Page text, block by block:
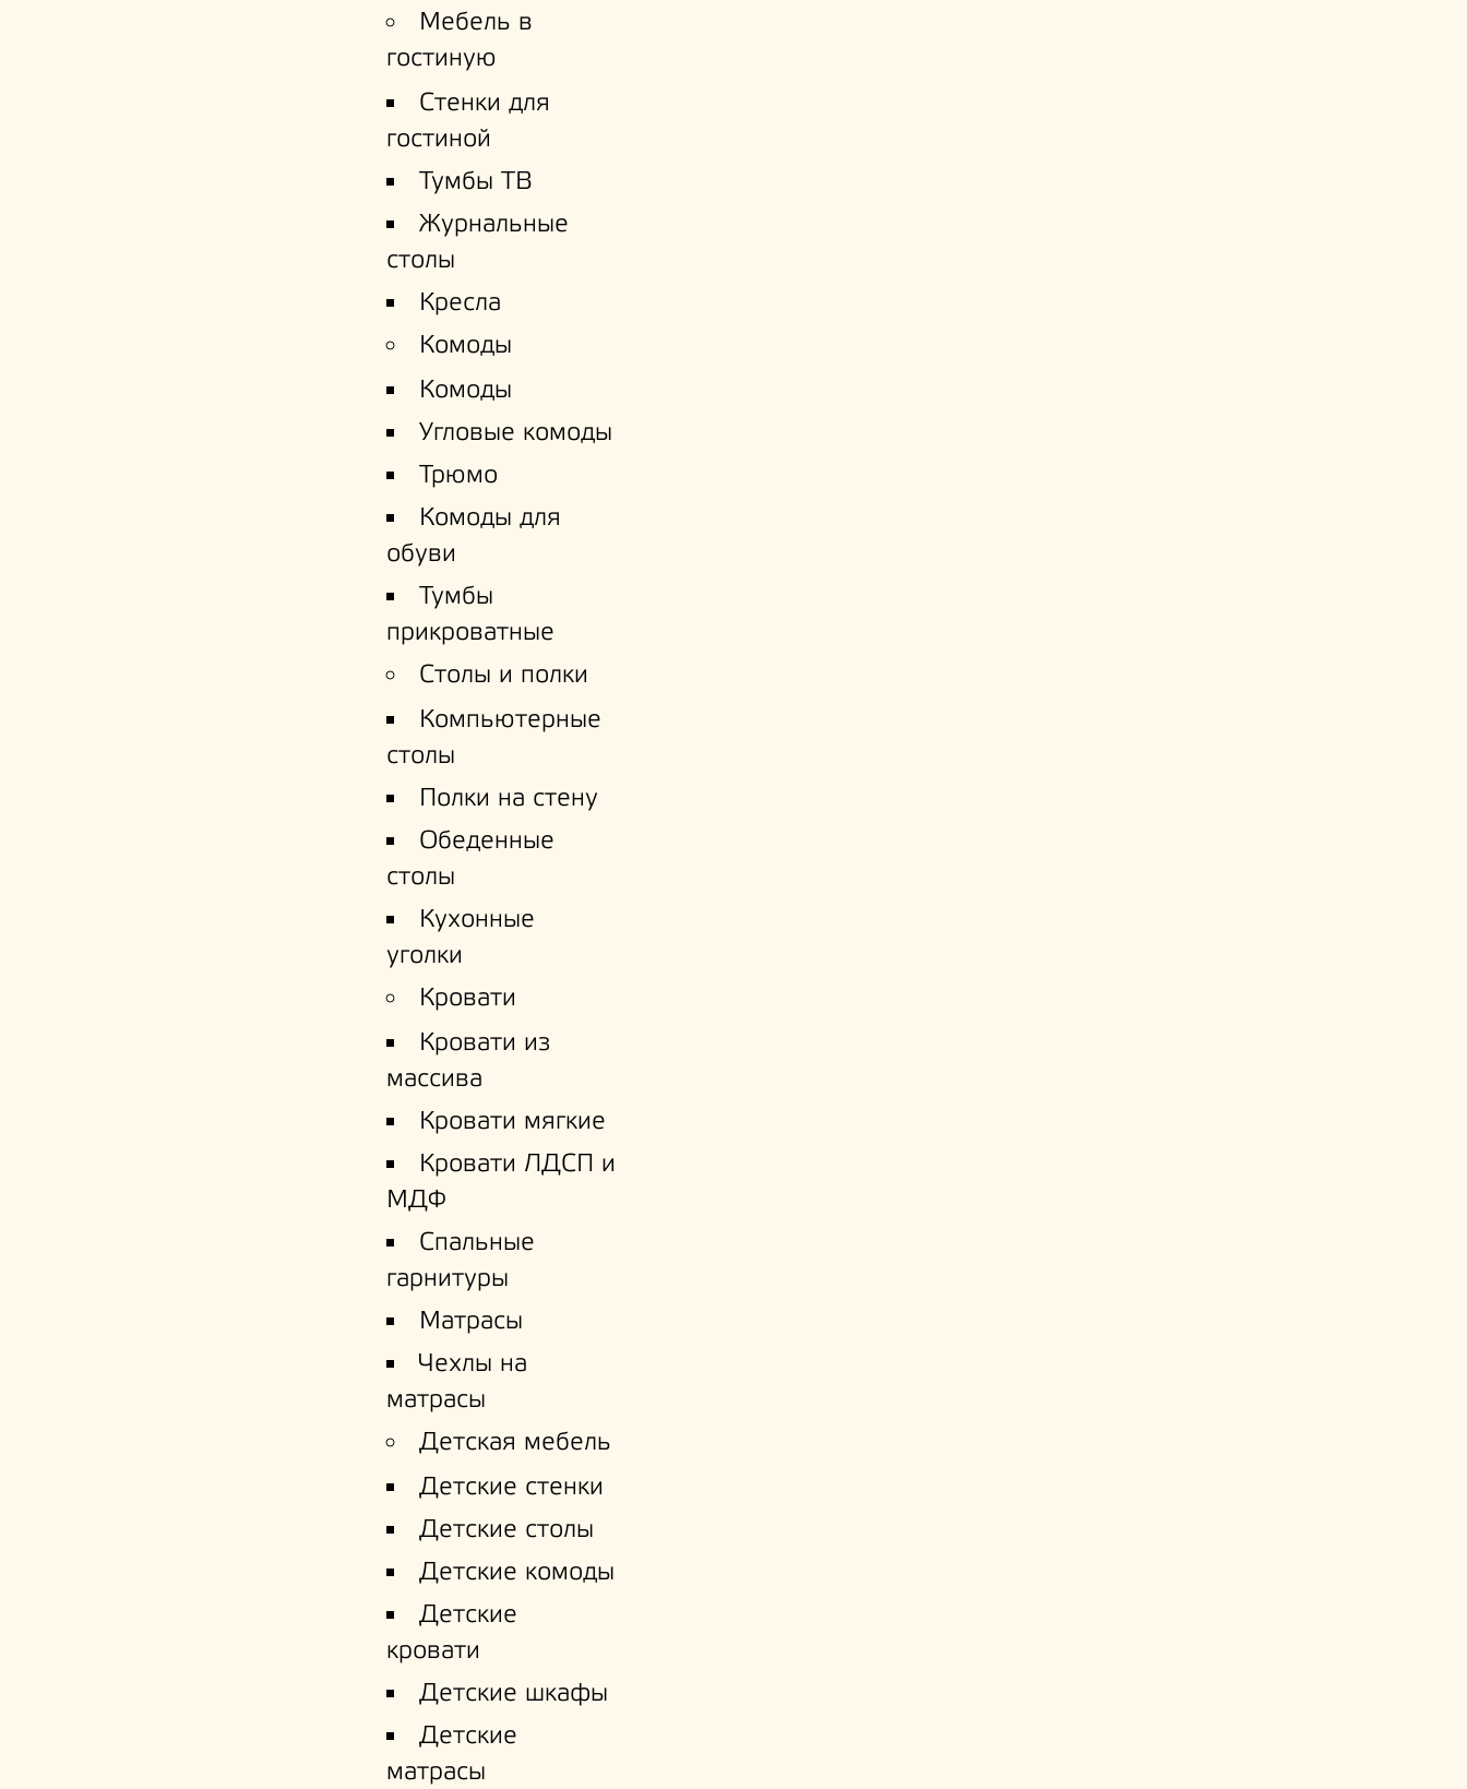
Мебель в
гостиную
Стенки для
гостиной
Тумбы ТВ
Журнальные
столы
Кресла
Комоды
Комоды
Угловые комоды
Трюмо
Комоды для
обуви
Тумбы
прикроватные
Столы и полки
Компьютерные
столы
Полки на стену
Обеденные
столы
Кухонные
уголки
Кровати
Кровати из
массива
Кровати мягкие
Кровати ЛДСП и
МДФ
Спальные
гарнитуры
Матрасы
Чехлы на
матрасы
Детская мебель
Детские стенки
Детские столы
Детские комоды
Детские
кровати
Детские шкафы
Детские
матрасы